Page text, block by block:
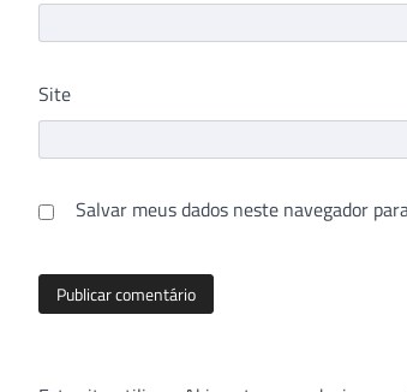
Site
Salvar meus dados neste navegador